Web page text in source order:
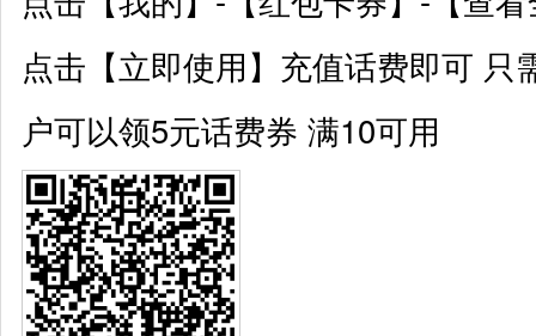
点击【立即使用】充值话费即可 只
户可以领5元话费券 满10可用